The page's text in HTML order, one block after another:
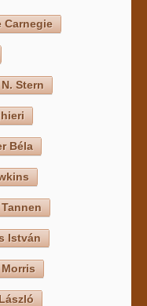
Carnegie
Stern
Béla
István